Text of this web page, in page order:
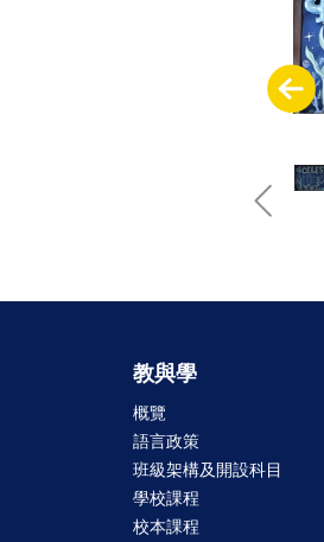
教與學
概覽
語言政策
班級架構及開設科目
學校課程
校本課程